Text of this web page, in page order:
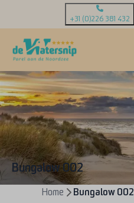
+31 (0)226 381 432
Bungalow 002
Home Bungalow 002